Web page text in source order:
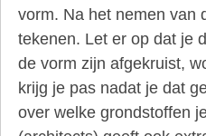
vorm. Na het nemen van
tekenen. Let er op dat je
de vorm zijn afgekruist,
krijg je pas nadat je dat
over welke grondstoffen